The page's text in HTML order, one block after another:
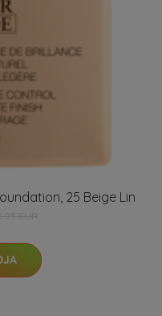
25 Beige Lin